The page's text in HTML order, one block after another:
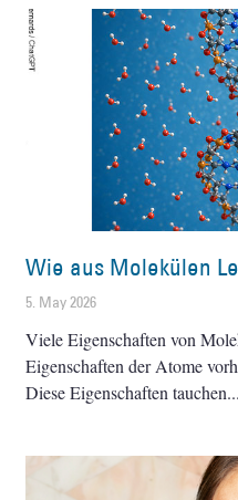
Wie aus Molekülen
5. May 2026
Viele Eigenschaften von
Eigenschaften der Atome
Diese Eigenschaften tauchen